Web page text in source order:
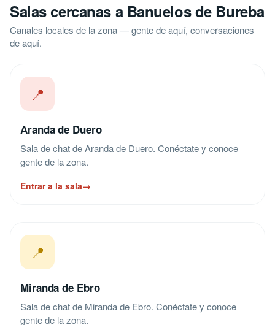
Salas cercanas a Banuelos de Bureba
Canales locales de la zona — gente de aquí, conversaciones
de aquí.
📍
Aranda de Duero
Sala de chat de Aranda de Duero. Conéctate y conoce
gente de la zona.
Entrar a la sala→
📍
Miranda de Ebro
Sala de chat de Miranda de Ebro. Conéctate y conoce
gente de la zona.